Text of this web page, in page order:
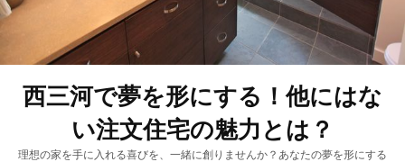
西三河で夢を形にする！他にはな
い注文住宅の魅力とは？
理想の家を手に入れる喜びを、一緒に創りませんか？あなたの夢を形にする